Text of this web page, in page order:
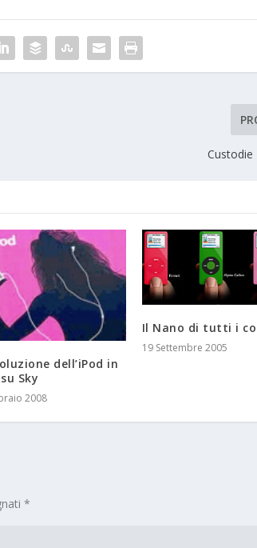
Custodie
dell’iPod in
Sky
2008
Il Nano di tutti i
19 Settembre 2005
*